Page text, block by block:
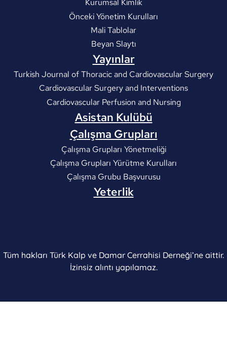
Kurumsal Kimlik
Önceki Yönetim Kurulları
Mali Tablolar
Beyan Slaytı
Yayınlar
Turkish Journal of Thoracic and Cardiovascular Surgery
Cardiovascular Surgery and Interventions
Cardiovascular Perfusion and Nursing
Asistan Kulübü
Çalışma Grupları
Çalışma Grupları Yönetmeliği
Çalışma Grupları Yürütme Kurulları
Çalışma Grubu Başvurusu
Yeterlik
Tüm hakları Türk Kalp ve Damar Cerrahisi Derneği’ne aittir.
İzinsiz alıntı yapılamaz.